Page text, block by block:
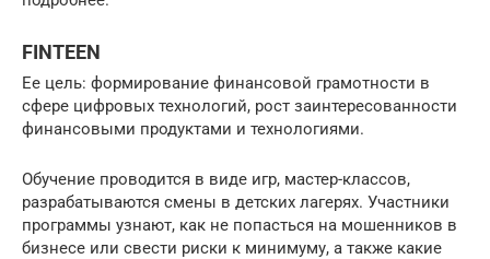
FINTEEN
Ее цель: формирование финансовой грамотности в
сфере цифровых технологий, рост заинтересованности
финансовыми продуктами и технологиями.
Обучение проводится в виде игр, мастер-классов,
разрабатываются смены в детских лагерях. Участники
программы узнают, как не попасться на мошенников в
бизнесе или свести риски к минимуму, а также какие